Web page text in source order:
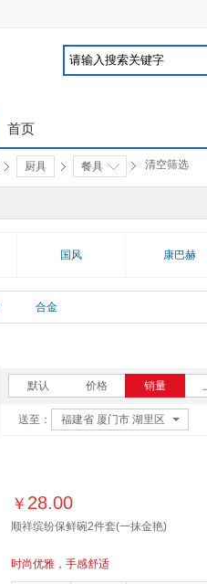
首页
厨具 餐具 清空筛选
国风 康巴赫
合金
默认 价格 销量
送至： 福建省 厦门市 湖里区
￥ 28.00
顺祥缤纷保鲜碗2件套(一抹金艳)
时尚优雅，手感舒适